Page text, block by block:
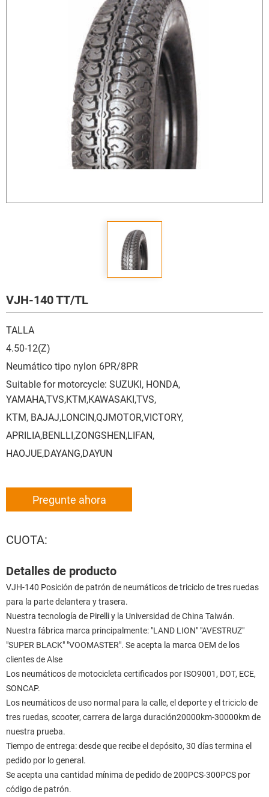
VJH-140 TT/TL
TALLA
4.50-12(Z)
Neumático tipo nylon 6PR/8PR
Suitable for motorcycle: SUZUKI, HONDA,
YAMAHA,TVS,KTM,KAWASAKI,TVS,
KTM, BAJAJ,LONCIN,QJMOTOR,VICTORY,
APRILIA,BENLLI,ZONGSHEN,LIFAN,
HAOJUE,DAYANG,DAYUN
Pregunte ahora
CUOTA:
Detalles de producto
VJH-140 Posición de patrón de neumáticos de triciclo de tres ruedas
para la parte delantera y trasera.
Nuestra tecnología de Pirelli y la Universidad de China Taiwán.
Nuestra fábrica marca principalmente: "LAND LION" "AVESTRUZ"
"SUPER BLACK" "VOOMASTER". Se acepta la marca OEM de los
clientes de Alse
Los neumáticos de motocicleta certificados por ISO9001, DOT, ECE,
SONCAP.
Los neumáticos de uso normal para la calle, el deporte y el triciclo de
tres ruedas, scooter, carrera de larga duración20000km-30000km de
nuestra prueba.
Tiempo de entrega: desde que recibe el depósito, 30 días termina el
pedido por lo general.
Se acepta una cantidad mínima de pedido de 200PCS-300PCS por
código de patrón.